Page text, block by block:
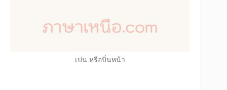
เบ่น หรือบิ่นหน้า